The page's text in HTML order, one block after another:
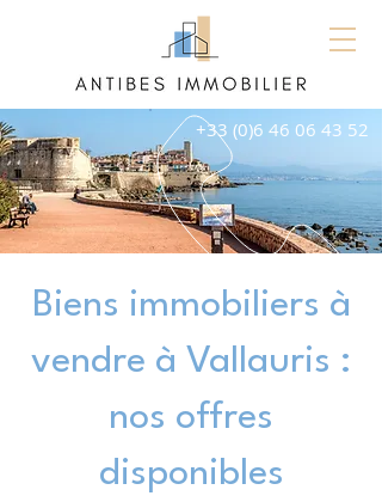
+33 (0)6 46 06 43 52
Biens immobiliers à
vendre à Vallauris :
nos offres
disponibles